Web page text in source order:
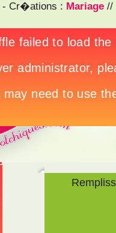
- Cr�ations : Mariage //